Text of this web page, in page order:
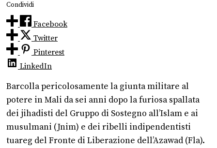
Condividi
Facebook
Twitter
Pinterest
LinkedIn
Barcolla pericolosamente la giunta militare al
potere in Mali da sei anni dopo la furiosa spallata
dei jihadisti del Gruppo di Sostegno all’Islam e ai
musulmani (Jnim) e dei ribelli indipendentisti
tuareg del Fronte di Liberazione dell’Azawad (Fla).